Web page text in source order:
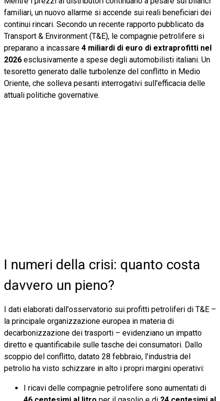
familiari, un nuovo allarme si accende sui reali beneficiari dei
continui rincari. Secondo un recente rapporto pubblicato da
Transport & Environment (T&E), le compagnie petrolifere si
preparano a incassare 4 miliardi di euro di extraprofitti nel
2026 esclusivamente a spese degli automobilisti italiani. Un
tesoretto generato dalle turbolenze del conflitto in Medio
Oriente, che solleva pesanti interrogativi sull'efficacia delle
attuali politiche governative.
I numeri della crisi: quanto costa
davvero un pieno?
I dati elaborati dall'osservatorio sui profitti petroliferi di T&E –
la principale organizzazione europea in materia di
decarbonizzazione dei trasporti – evidenziano un impatto
diretto e quantificabile sulle tasche dei consumatori. Dallo
scoppio del conflitto, datato 28 febbraio, l'industria del
petrolio ha visto schizzare in alto i propri margini operativi:
I ricavi delle compagnie petrolifere sono aumentati di